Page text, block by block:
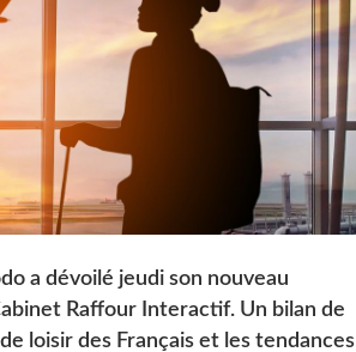
a dévoilé jeudi son nouveau
Raffour Interactif. Un bilan de
loisir des Français et les tendances